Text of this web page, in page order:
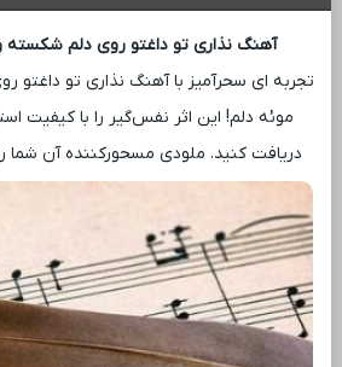
آهنگ نذاری تو داغتو روی دلم شکسته
تجربه ‌ای سحرآمیز با آهنگ نذاری تو داغتو
موئه دلم! این اثر نفس‌گیر را با کیفیت
دریافت کنید. ملودی مسحورکننده آن شما